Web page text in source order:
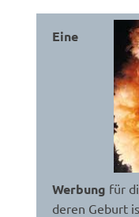
Eine
Werbung für
deren Geburt